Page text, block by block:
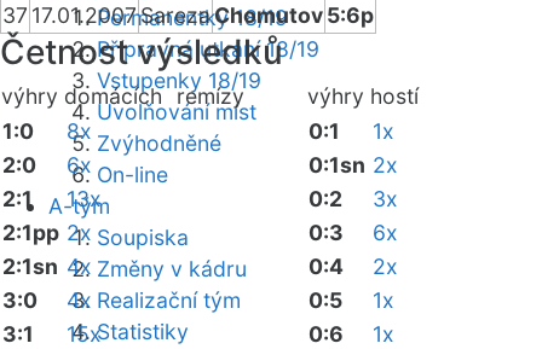
Permanentky 18/19
Přípravná utkání 18/19
Vstupenky 18/19
Uvolňování míst
Zvýhodněné
On-line
A-tým
Soupiska
Změny v kádru
Realizační tým
Statistiky
37 17.01.2007SarezaChomutov5:6p
Četnost výsledků
výhry domácích remízy výhry hostí
1:0
8x
2:0
6x
2:1
13x
2:1pp 2x
2:1sn 4x
3:0
4x
3:1
15x
0:1
1x
0:1sn 2x
0:2
3x
0:3
6x
0:4
2x
0:5
1x
0:6
1x